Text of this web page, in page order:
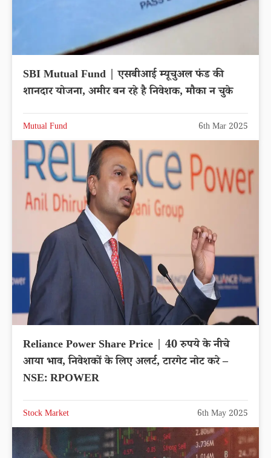
SBI Mutual Fund | एसबीआई म्यूचुअल फंड की
शानदार योजना, अमीर बन रहे है निवेशक, मौका न चुके
Mutual Fund 6th Mar 2025
Reliance Power Share Price | 40 रुपये के नीचे
आया भाव, निवेशकों के लिए अलर्ट, टारगेट नोट करे –
NSE: RPOWER
Stock Market 6th May 2025